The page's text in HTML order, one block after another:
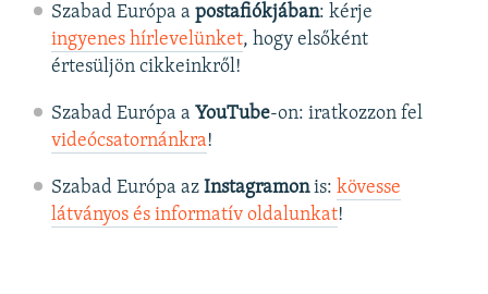
Szabad Európa a postafiókjában: kérje
ingyenes hírlevelünket, hogy elsőként
értesüljön cikkeinkről!
Szabad Európa a YouTube-on: iratkozzon fel
videócsatornánkra!
Szabad Európa az Instagramonis: kövesse
látványos és informatív oldalunkat! ​